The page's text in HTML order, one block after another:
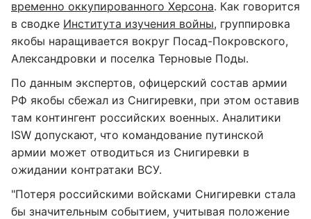
временно оккупированного Херсона. Как говорится
в сводке Института изучения войны, группировка
якобы наращивается вокруг Посад-Покровского,
Александровки и поселка Терновые Поды.
По данным экспертов, офицерский состав армии
РФ якобы сбежал из Снигиревки, при этом оставив
там контингент российских военных. Аналитики
ISW допускают, что командование путинской
армии может отводиться из Снигиревки в
ожидании контратаки ВСУ.
"Потеря российскими войсками Снигиревки стала
бы значительным событием, учитывая положение